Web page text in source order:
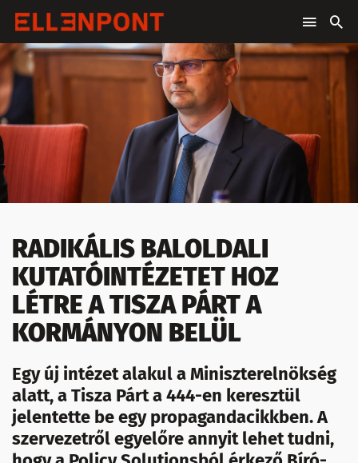
RADIKÁLIS BALOLDALI
KUTATÓINTÉZETET HOZ
LÉTRE A TISZA PÁRT A
KORMÁNYON BELÜL
Egy új intézet alakul a Miniszterelnökség
alatt, a Tisza Párt a 444-en keresztül
jelentette be egy propagandacikkben. A
szervezetről egyelőre annyit lehet tudni,